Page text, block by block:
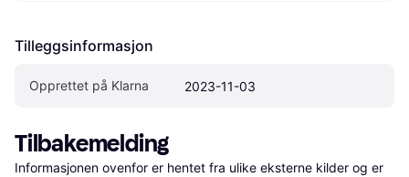
Tilleggsinformasjon
Opprettet på Klarna 2023-11-03
Tilbakemelding
Informasjonen ovenfor er hentet fra ulike eksterne kilder og er